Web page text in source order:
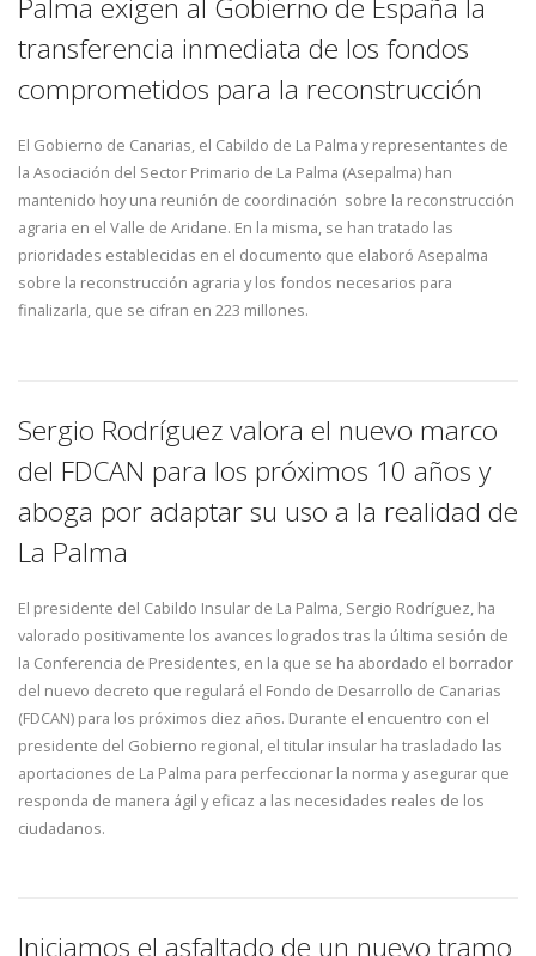
Palma exigen al Gobierno de España la
transferencia inmediata de los fondos
comprometidos para la reconstrucción
El Gobierno de Canarias, el Cabildo de La Palma y representantes de
la Asociación del Sector Primario de La Palma (Asepalma) han
mantenido hoy una reunión de coordinación sobre la reconstrucción
agraria en el Valle de Aridane. En la misma, se han tratado las
prioridades establecidas en el documento que elaboró Asepalma
sobre la reconstrucción agraria y los fondos necesarios para
finalizarla, que se cifran en 223 millones.
Sergio Rodríguez valora el nuevo marco
del FDCAN para los próximos 10 años y
aboga por adaptar su uso a la realidad de
La Palma
El presidente del Cabildo Insular de La Palma, Sergio Rodríguez, ha
valorado positivamente los avances logrados tras la última sesión de
la Conferencia de Presidentes, en la que se ha abordado el borrador
del nuevo decreto que regulará el Fondo de Desarrollo de Canarias
(FDCAN) para los próximos diez años. Durante el encuentro con el
presidente del Gobierno regional, el titular insular ha trasladado las
aportaciones de La Palma para perfeccionar la norma y asegurar que
responda de manera ágil y eficaz a las necesidades reales de los
ciudadanos.
Iniciamos el asfaltado de un nuevo tramo